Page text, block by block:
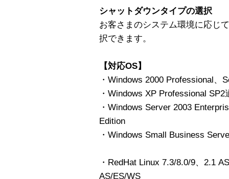
シャットダウンタイプの選択
お客さまのシステム環境に応じ
択できます。
【対応OS】
・Windows 2000 Professional、
・Windows XP Professional SP2
・Windows Server 2003
Edition
・Windows Small Business
・RedHat Linux 7.3/8.0/9、2.1
AS/ES/WS